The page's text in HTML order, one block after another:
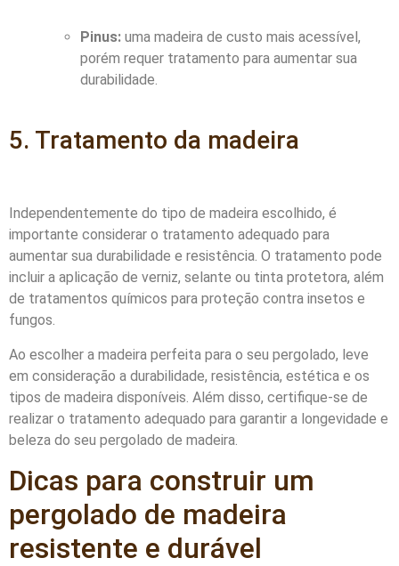
Pinus: uma madeira de custo mais acessível,
porém requer tratamento para aumentar sua
durabilidade.
5. Tratamento da madeira
Independentemente do tipo de madeira escolhido, é
importante considerar o tratamento adequado para
aumentar sua durabilidade e resistência. O tratamento pode
incluir a aplicação de verniz, selante ou tinta protetora, além
de tratamentos químicos para proteção contra insetos e
fungos.
Ao escolher a madeira perfeita para o seu pergolado, leve
em consideração a durabilidade, resistência, estética e os
tipos de madeira disponíveis. Além disso, certifique-se de
realizar o tratamento adequado para garantir a longevidade e
beleza do seu pergolado de madeira.
Dicas para construir um
pergolado de madeira
resistente e durável